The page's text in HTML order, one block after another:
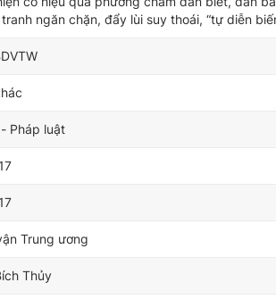
ngăn chặn, đẩy lùi suy thoái, “tự diễn
Pháp luật
Trung ương
Thủy